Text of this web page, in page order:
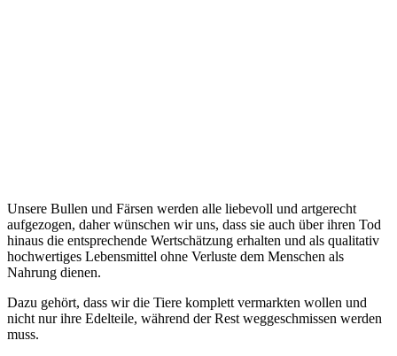
Unsere Bullen und Färsen werden alle liebevoll und artgerecht
aufgezogen, daher wünschen wir uns, dass sie auch über ihren Tod
hinaus die entsprechende Wertschätzung erhalten und als qualitativ
hochwertiges Lebensmittel ohne Verluste dem Menschen als
Nahrung dienen.
Dazu gehört, dass wir die Tiere komplett vermarkten wollen und
nicht nur ihre Edelteile, während der Rest weggeschmissen werden
muss.